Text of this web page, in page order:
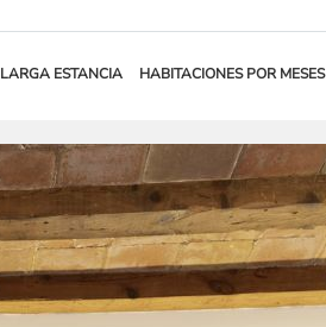
LARGA ESTANCIA HABITACIONES POR MESES